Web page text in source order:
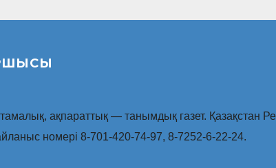
ақпараттық — танымдық газет. Қазақстан
номері 8-701-420-74-97, 8-7252-6-22-24.